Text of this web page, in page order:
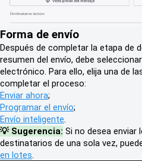
Forma de envío
Después de completar la etapa de
resumen del envío, debe
electrónico. Para ello, elija una de
completar el proceso:
Enviar ahora;
Programar el envío;
Envío inteligente.
💡 Sugerencia: Si no desea
destinatarios de una sola vez,
en lotes.